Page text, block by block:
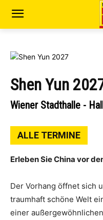
Shen Yun
Wiener Stadthalle -
ALLE TERMINE
Erleben Sie China vor
Der Vorhang öffnet sich
traumhaft schöne Welt
einer